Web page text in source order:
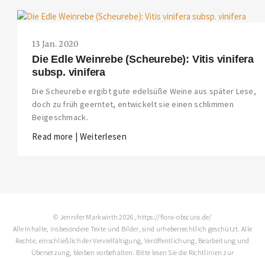
13 Jan. 2020
Die Edle Weinrebe (Scheurebe): Vitis vinifera
subsp. vinifera
Die Scheurebe ergibt gute edelsüße Weine aus später Lese,
doch zu früh geerntet, entwickelt sie einen schlimmen
Beigeschmack.
Read more | Weiterlesen
© Jennifer Markwirth 2026, https://flora-obscura.de/
Alle Inhalte, insbesondere Texte und Bilder, sind urheberrechtlich geschützt. Alle
Rechte, einschließlich der Vervielfältigung, Veröffentlichung, Bearbeitung und
Übersetzung, bleiben vorbehalten. Bitte lesen Sie die Richtlinien zur